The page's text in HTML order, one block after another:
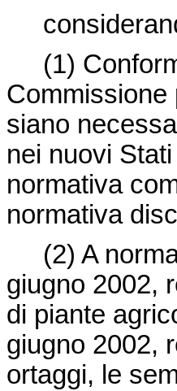
(1)
Commissione
siano
nei nuovi
normativa
normativa
(2) A
giugno 2002,
di piante
giugno 2002,
ortaggi, le